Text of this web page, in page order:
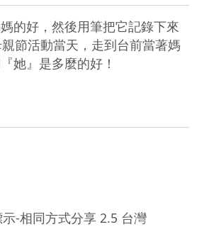
的好，然後用筆把它記錄下來
節活動當天，走到台前當著媽
她』是多麼的好！
-相同方式分享 2.5 台灣